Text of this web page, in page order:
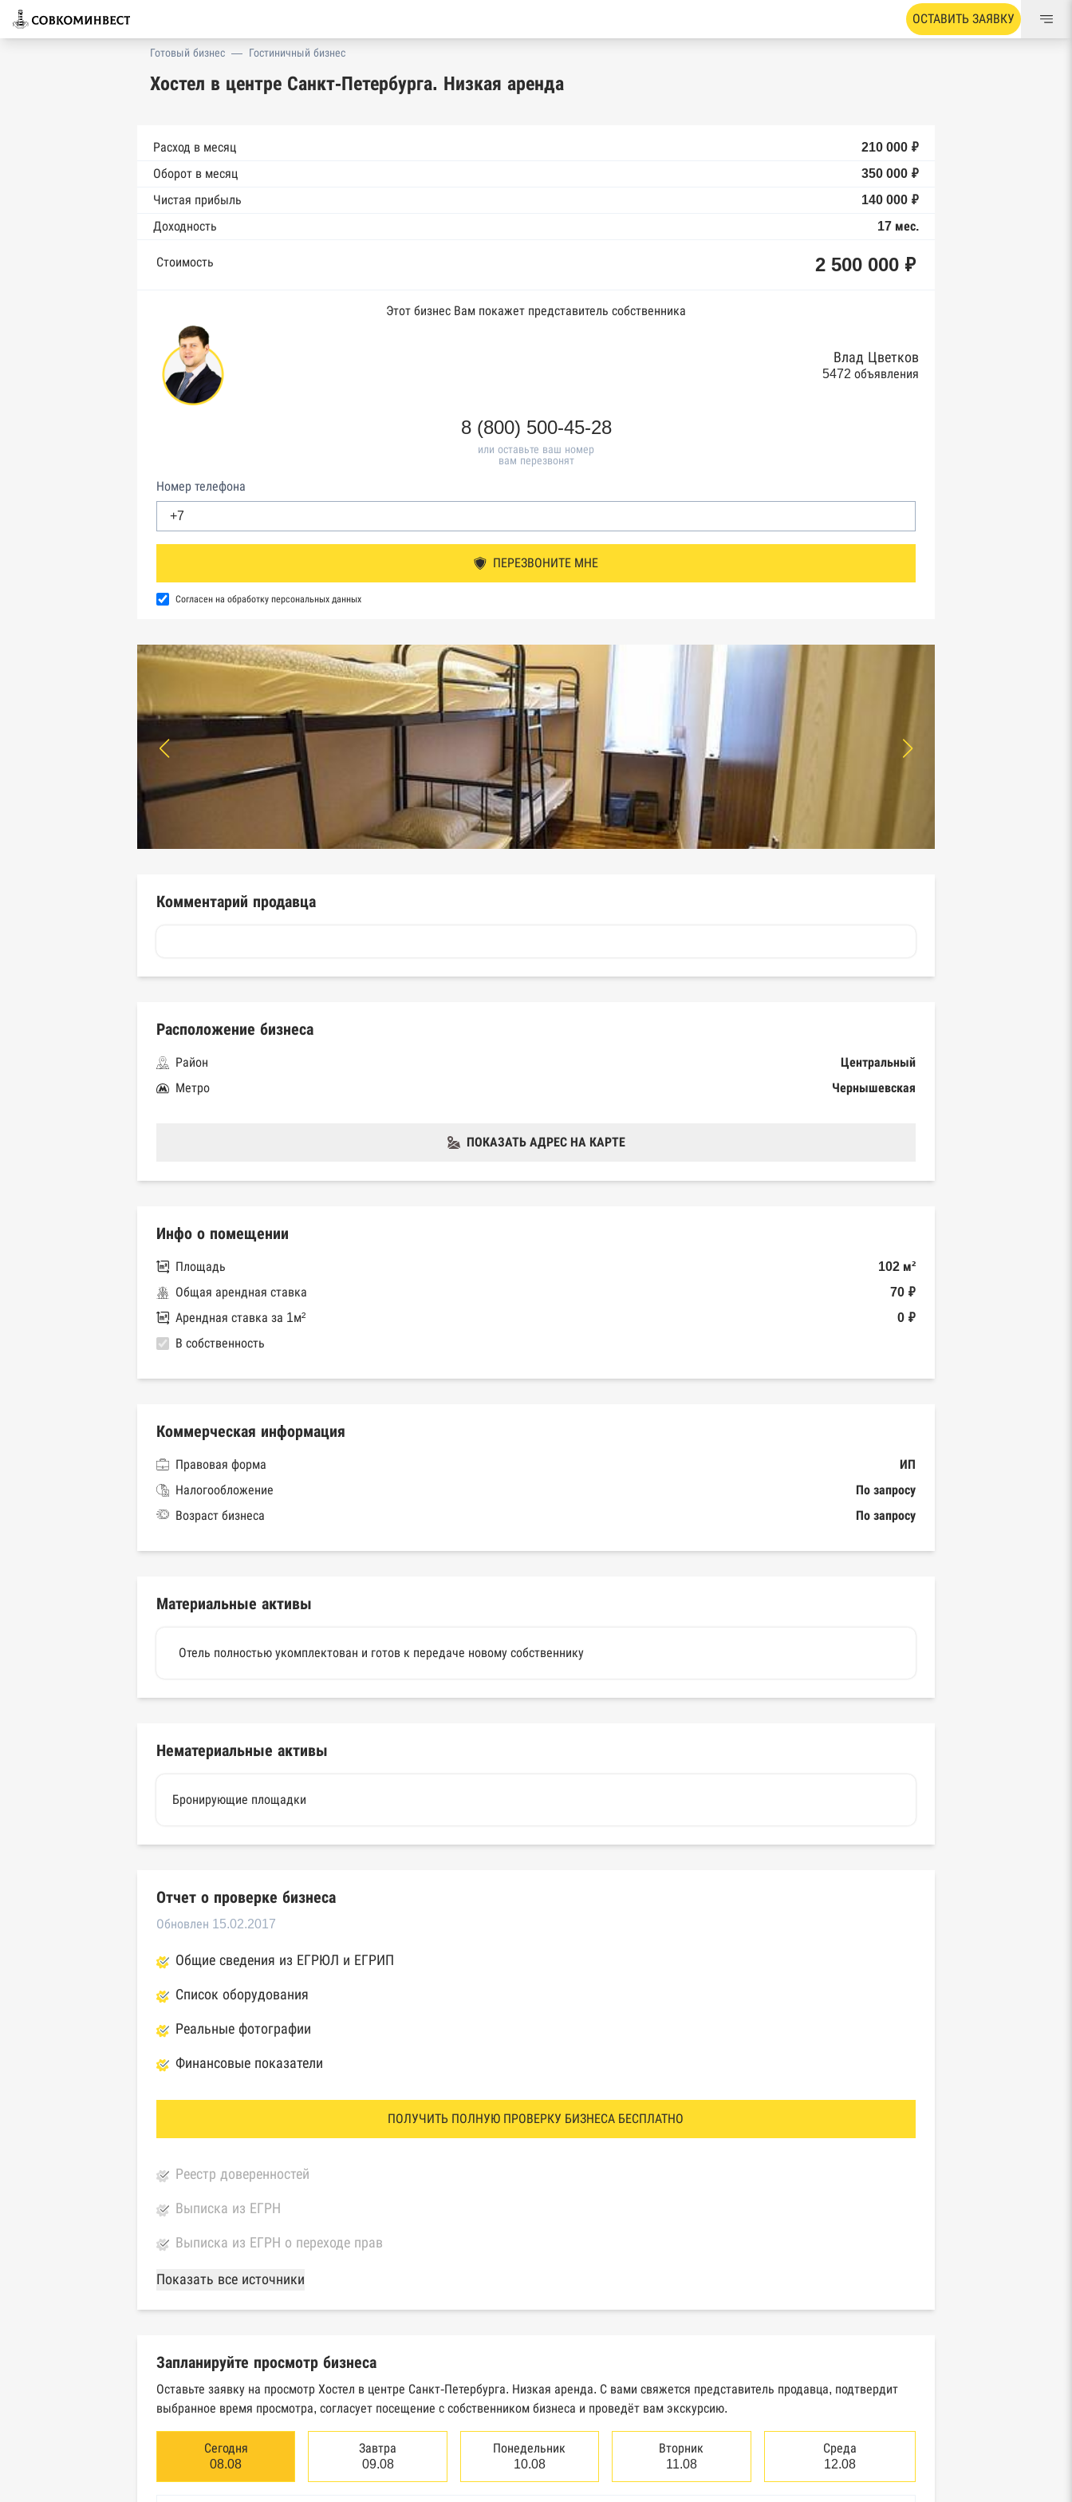
ОСТАВИТЬ ЗАЯВКУ
Готовый бизнес — Гостиничный бизнес
Хостел в центре Санкт-Петербурга. Низкая аренда
Расход в месяц
210 000 ₽
Оборот в месяц
350 000 ₽
Чистая прибыль
140 000 ₽
Доходность
17 мес.
Стоимость 2 500 000 ₽
Этот бизнес Вам покажет представитель собственника
Влад Цветков
5472 объявления
8 (800) 500-45-28
или оставьте ваш номер
вам перезвонят
Номер телефона
ПЕРЕЗВОНИТЕ МНЕ
Согласен на обработку персональных данных
Комментарий продавца
Расположение бизнеса
Район
Центральный
Метро
Чернышевская
ПОКАЗАТЬ АДРЕС НА КАРТЕ
Инфо о помещении
Площадь
102 м²
Общая арендная ставка
70 ₽
Арендная ставка за 1м²
0 ₽
В собственность
Коммерческая информация
Правовая форма
ИП
Налогообложение
По запросу
Возраст бизнеса
По запросу
Материальные активы
Отель полностью укомплектован и готов к передаче новому собственнику
Нематериальные активы
Бронирующие площадки
Отчет о проверке бизнеса
Обновлен 15.02.2017
Общие сведения из ЕГРЮЛ и ЕГРИП
Список оборудования
Реальные фотографии
Финансовые показатели
ПОЛУЧИТЬ ПОЛНУЮ ПРОВЕРКУ БИЗНЕСА БЕСПЛАТНО
Реестр доверенностей
Выписка из ЕГРН
Выписка из ЕГРН о переходе прав
База Росстата
Реестры ЕГРЮЛ и ЕГРИП Федеральной налоговой службы России
Картотека арбитражных дел Высшего арбитражного суда
Единый федеральный реестр сведений о банкротстве юридических лиц
Единый федеральный реестр сведений о банкротстве физических лиц
Реестр товарных знаков и знаков обслуживания Роспатента
Показать все источники
Запланируйте просмотр бизнеса
Оставьте заявку на просмотр Хостел в центре Санкт-Петербурга. Низкая аренда. С вами свяжется представитель продавца, подтвердит
выбранное время просмотра, согласует посещение с собственником бизнеса и проведёт вам экскурсию.
Сегодня
08.08
Завтра
09.08
Понедельник
10.08
Вторник
11.08
Среда
12.08